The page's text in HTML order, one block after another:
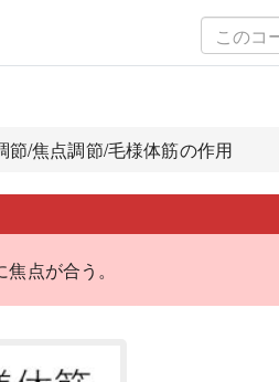
/焦点調節/毛様体筋の作用
点が合う。